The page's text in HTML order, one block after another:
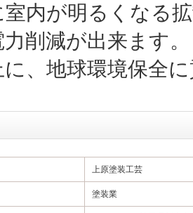
室内が明るくなる
削減が出来ます。
に、地球環境保全
上原塗装工芸
塗装業